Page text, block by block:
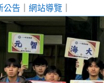
公告 ｜ 網站導覽 ｜